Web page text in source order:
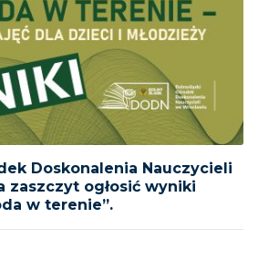
Doskonalenia Nauczycieli
zaszczyt ogłosić wyniki
w terenie”.